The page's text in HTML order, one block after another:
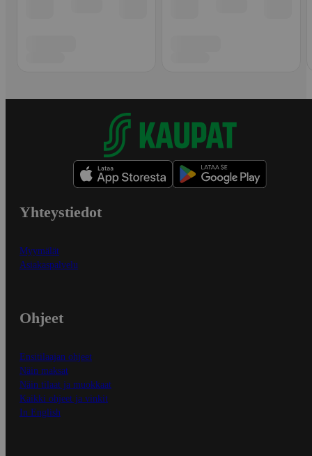
Yhteystiedot
Myymälät
Asiakaspalvelu
Ohjeet
Ensitilaajan ohjeet
Näin maksat
Näin tilaat ja muokkaat
Kaikki ohjeet ja vinkit
In English